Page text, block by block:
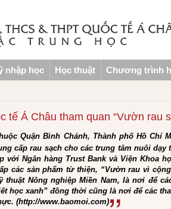
nhập học Học thuật Chương trình
tế Á Châu tham quan “Vườn rau
Quận Bình Chánh, Thành phố Hồ Chí
cấp rau sạch cho các trung tâm nuôi
với Ngân hàng Trust Bank và Viện Khoa
các sản phẩm từ thiện, “Vườn rau vì
thuật Nông nghiệp Miền Nam, là nơi để
học xanh” đồng thời cũng là nơi để các
(http://www.baomoi.com)